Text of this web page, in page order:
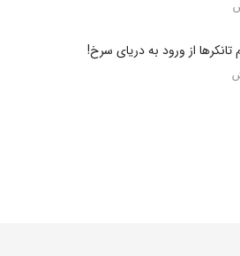
تانکر‌ها از ورود به دریای سرخ!